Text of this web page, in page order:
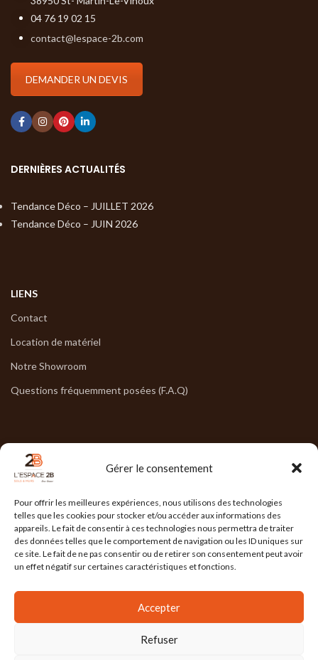
Gérer le consentement
Pour offrir les meilleures expériences, nous utilisons des technologies
telles que les cookies pour stocker et/ou accéder aux informations des
appareils. Le fait de consentir à ces technologies nous permettra de traiter
des données telles que le comportement de navigation ou les ID uniques sur
ce site. Le fait de ne pas consentir ou de retirer son consentement peut avoir
un effet négatif sur certaines caractéristiques et fonctions.
Accepter
Refuser
04 76 19 02 15
contact@lespace-2b.com
DEMANDER UN DEVIS
DERNIÈRES ACTUALITÉS
Tendance Déco – JUILLET 2026
Tendance Déco – JUIN 2026
LIENS
Contact
Location de matériel
Notre Showroom
Questions fréquemment posées (F.A.Q)
NOS HORAIRES
Lun : 7h30/17h30
Mar : 7h30/17h30
Mer : 7h30/17h30
Jeu : 7h30/17h30
l'Agence Ailleurs